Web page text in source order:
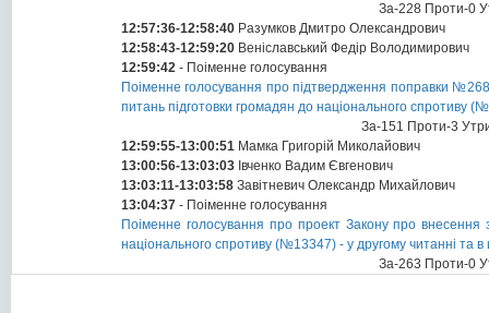
За-228 Проти-0
12:57:36-12:58:40 Разумков Дмитро Олександрович
12:58:43-12:59:20 Веніславський Федір Володимирович
12:59:42 - Поіменне голосування
Поіменне голосування про підтвердження поправки
питань підготовки громадян до національного спротиву
За-151 Проти-3
12:59:55-13:00:51 Мамка Григорій Миколайович
13:00:56-13:03:03 Івченко Вадим Євгенович
13:03:11-13:03:58 Завітневич Олександр Михайлович
13:04:37 - Поіменне голосування
Поіменне голосування про проект Закону про внесення
національного спротиву (№13347) - у другому читанні та в
За-263 Проти-0